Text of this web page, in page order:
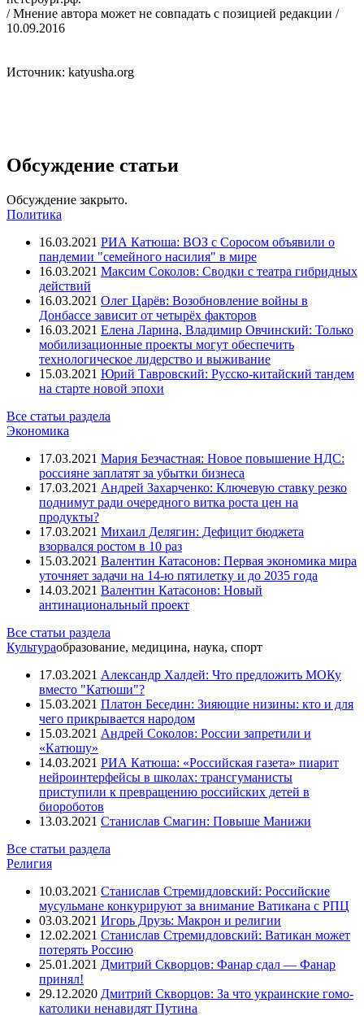
/ Мнение автора может не совпадать с позицией редакции /
10.09.2016
Источник: katyusha.org
Обсуждение статьи
Обсуждение закрыто.
Политика
16.03.2021 РИА Катюша: ВОЗ с Соросом объявили о
пандемии "семейного насилия" в мире
16.03.2021 Максим Соколов: Сводки с театра гибридных
действий
16.03.2021 Олег Царёв: Возобновление войны в
Донбассе зависит от четырёх факторов
16.03.2021 Елена Ларина, Владимир Овчинский: Только
мобилизационные проекты могут обеспечить
технологическое лидерство и выживание
15.03.2021 Юрий Тавровский: Русско-китайский тандем
на старте новой эпохи
Все статьи раздела
Экономика
17.03.2021 Мария Безчастная: Новое повышение НДС:
россияне заплатят за убытки бизнеса
17.03.2021 Андрей Захарченко: Ключевую ставку резко
поднимут ради очередного витка роста цен на
продукты?
17.03.2021 Михаил Делягин: Дефицит бюджета
взорвался ростом в 10 раз
15.03.2021 Валентин Катасонов: Первая экономика мира
уточняет задачи на 14-ю пятилетку и до 2035 года
14.03.2021 Валентин Катасонов: Новый
антинациональный проект
Все статьи раздела
Культураобразование, медицина, наука, спорт
17.03.2021 Александр Халдей: Что предложить МОКу
вместо "Катюши"?
15.03.2021 Платон Беседин: Зияющие низины: кто и для
чего прикрывается народом
15.03.2021 Андрей Соколов: России запретили и
«Катюшу»
14.03.2021 РИА Катюша: «Российская газета» пиарит
нейроинтерфейсы в школах: трансгуманисты
приступили к превращению российских детей в
биороботов
13.03.2021 Станислав Смагин: Повыше Манижи
Все статьи раздела
Религия
10.03.2021 Станислав Стремидловский: Российские
мусульмане конкурируют за внимание Ватикана с РПЦ
03.03.2021 Игорь Друзь: Макрон и религии
12.02.2021 Станислав Стремидловский: Ватикан может
потерять Россию
25.01.2021 Дмитрий Скворцов: Фанар сдал — Фанар
принял!
29.12.2020 Дмитрий Скворцов: За что украинские гомо-
католики ненавидят Путина